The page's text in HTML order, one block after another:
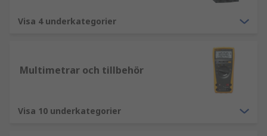
Visa 4 underkategorier
Multimetrar och tillbehör
Visa 10 underkategorier